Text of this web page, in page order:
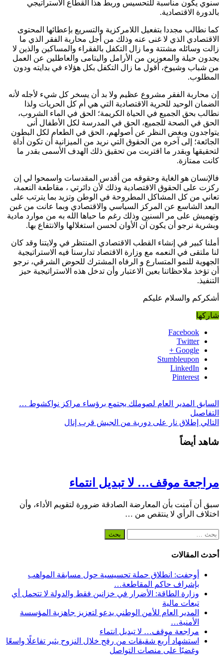
سنوي يكون مناسبة للتحسيس وربط هذا القطاع الاستراتيجي
بالدورة الاقتصادية.
كما نطالب مجددا بتفعيل اللامركزية والتسريع بإعطائها المحتوى
الاقتصادي الذي لا غنى عنه وذلك من أجل محاربة الفقر الذي ما
زالت وسائله مشتتة وما زال التكفل بالفقراء والمساكين والذين لا
يجدون حيلة والمعوزين من الأرامل واليتامى والعاطلين عن العمل
من شباب وشيوخ، أقول ما زال التكفل بكل هؤلاء في بدايته ودون
المطلوب.
إن محاربة الفقر مشروع عظيم ولا بد أن يسخر كل شيء لأجله لأنه
الضمان الوحيد للحرية الاقتصادية التي هي أم كل الحريات ولذا
نطالب بحق الجميع في الحياة الكريمة؛ الحق في الماء الشروب،
الحق في الصحة للجميع، الحق في المدرسة لكل الأطفال أنى
يتواجدون وبغض النظر عن أصولهم، الحق في الطعام لكل البطون
الجائعة؛ إلى آخره من الحقوق التي نريد من الميزانية أن تكون أداة
لتحقيقها وبقدر ما اقتربت من تحقيق ذلك الهدف الأسمى بقدر ما
كانت ممتازة.
فالإنسان هو الغاية وحقوقه من أقدس المقدسات واسمحوا لي إن
ركزت على الحقوق الاقتصادية وذلك لأن دائرتي ، مقاطعة النعمة،
تعاني من كل المشاكل المطروحة في الوطن وتزيد بما يترتب على
البعد الشاسع عن المركز السياسي والاقتصادي وبما عانت من غبن
وتهميش على مر السنين وذلك رغم ما حباها الله به من موارد مادية
وبشرية نرجو أن يكون آن الأوان لحسن استغلالها والانتفاع بها.
أملنا كبير في إنشاء القطب الاقتصادي المنتظر في ولايتنا وقد كان
لنا ملتقى في النعمه مع وزارة الاقتصاد تدارسنا فيه ‏الاستراتيجية
الجهوية للنمو المتسارع و الرفاه المشترك للحوض الشرقي، نرجو
أن تؤخذ ملاحظاتنا بعين الاعتبار وأن تدخل هذه الاستراتيجية حيز
التنفيذ.
أشكركم والسلام عليكم
شاركها
Facebook
Twitter
Google +
Stumbleupon
LinkedIn
Pinterest
السابق المدير العام لصوملك يجتمع برؤساء مراكز نواكشوط …
التفاصيل
التالي إطلاق نار على دورية من الجيش قرب إنال
شاهد أيضاً
مراجعة موقف… لا تبديل انتماء
سبق أن آمنت بأن المعارضة الصادقة ضرورة لتقويم الأداء، وأن
اختلاف الرأي لا ينتقص من …
البحث
أحدث المقالات
أوجفت: انطلاق حملة تحسيسية حول مسابقة المواهب
بإشراف حاكم المقاطعة…
وزارة الطاقة: الأضرار في خزانين فقط والدولة لا تتحمل أي
تبعات مالية
المدير العام للأمن الوطني يدعو لتعزيز جاهزية المؤسسة
الأمنية…
مراجعة موقف… لا تبديل انتماء
استشهاد أربع شقيقات من رفح خلال النزوح يثير تفاعلًا واسعًا
وغضبًا على منصات التواصل